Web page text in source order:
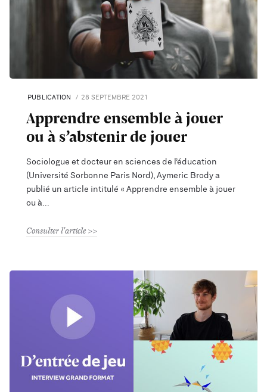
PUBLICATION 28 SEPTEMBRE 2021
Apprendre ensemble à jouer
ou à s’abstenir de jouer
Sociologue et docteur en sciences de l’éducation
(Université Sorbonne Paris Nord), Aymeric Brody a
publié un article intitulé « Apprendre ensemble à jouer
ou à
Consulter l'article